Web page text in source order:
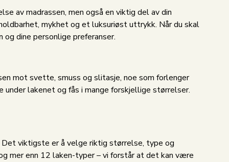
av madrassen, men også en viktig del av din
mykhet og et luksuriøst uttrykk. Når du skal
dine personlige preferanser.
mot svette, smuss og slitasje, noe som forlenger
lakenet og fås i mange forskjellige størrelser.
viktigste er å velge riktig størrelse, type og
mer enn 12 laken-typer – vi forstår at det kan være